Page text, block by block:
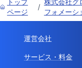
トップ
ページ
/
株式会社グ
フォメーシ
運営会社
サービス・料金